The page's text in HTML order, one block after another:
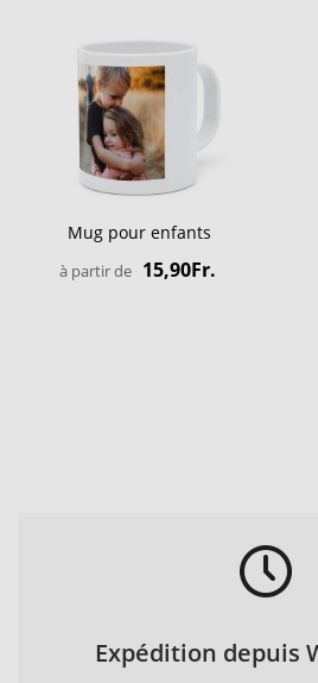
Mug pour enfants
à partir de 15,90Fr.
Expédition depuis